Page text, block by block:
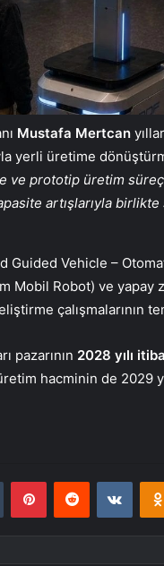
Mustafa Mertcan
yerli üretime
prototip üretim
artışlarıyla birlikte
Guided Vehicle –
Mobil Robot) ve yapay
çalışmalarının
pazarının 2028 yılı
hacminin de 2029
Tumblr PinterestReddit